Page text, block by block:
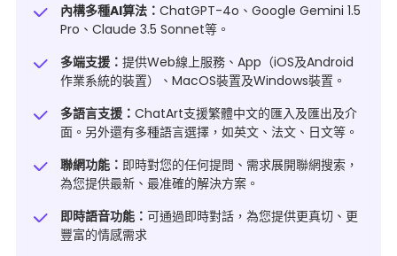
內構多種AI算法： ChatGPT-4o、Google Gemini 1.5
Pro、Claude 3.5 Sonnet等。
多端支援： 提供Web線上服務、App（iOS及Android
作業系統的裝置）、MacOS裝置及Windows裝置。
多語言支援： ChatArt支援繁體中文的匯入及匯出及介
面。另外還有多種語言選擇，如英文、法文、日文等。
聯網功能： 即時對您的任何提問、需求展開聯網搜索，
為您提供最新、最准確的解決方案。
即時語音功能： 可通過即時對話，為您提供更真切、更
豐富的情感需求